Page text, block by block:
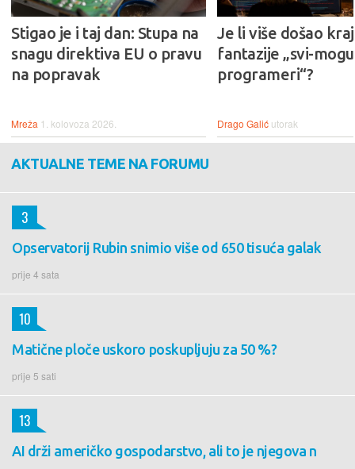
Stigao je i taj dan: Stupa na
snagu direktiva EU o pravu
na popravak
Mreža 1. kolovoza 2026.
Je li više došao kraj
fantazije „svi-
programeri“?
Drago Galić utorak
AKTUALNE TEME NA FORUMU
Opservatorij Rubin snimio više od 650 tisuća galak
prije 4 sata
3
Matične ploče uskoro poskupljuju za 50 %?
prije 5 sati
10
AI drži američko gospodarstvo, ali to je njegova n
13